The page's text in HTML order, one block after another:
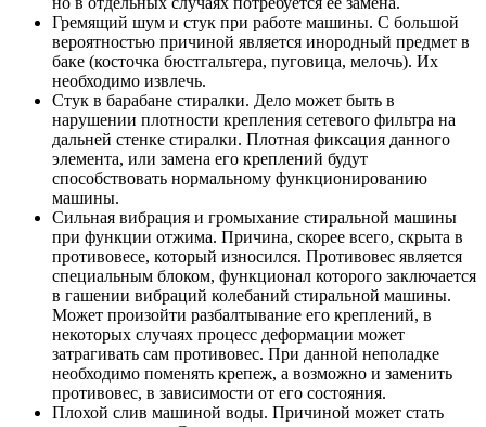
Гремящий шум и стук при работе машины. С большой
вероятностью причиной является инородный предмет в
баке (косточка бюстгальтера, пуговица, мелочь). Их
необходимо извлечь.
Стук в барабане стиралки. Дело может быть в
нарушении плотности крепления сетевого фильтра на
дальней стенке стиралки. Плотная фиксация данного
элемента, или замена его креплений будут
способствовать нормальному функционированию
машины.
Сильная вибрация и громыхание стиральной машины
при функции отжима. Причина, скорее всего, скрыта в
противовесе, который износился. Противовес является
специальным блоком, функционал которого заключается
в гашении вибраций колебаний стиральной машины.
Может произойти разбалтывание его креплений, в
некоторых случаях процесс деформации может
затрагивать сам противовес. При данной неполадке
необходимо поменять крепеж, а возможно и заменить
противовес, в зависимости от его состояния.
Плохой слив машиной воды. Причиной может стать